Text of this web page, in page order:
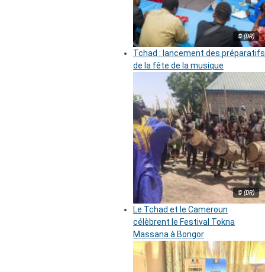
© (DR)
Tchad : lancement des préparatifs
de la fête de la musique
© (DR)
Le Tchad et le Cameroun
célèbrent le Festival Tokna
Massana à Bongor